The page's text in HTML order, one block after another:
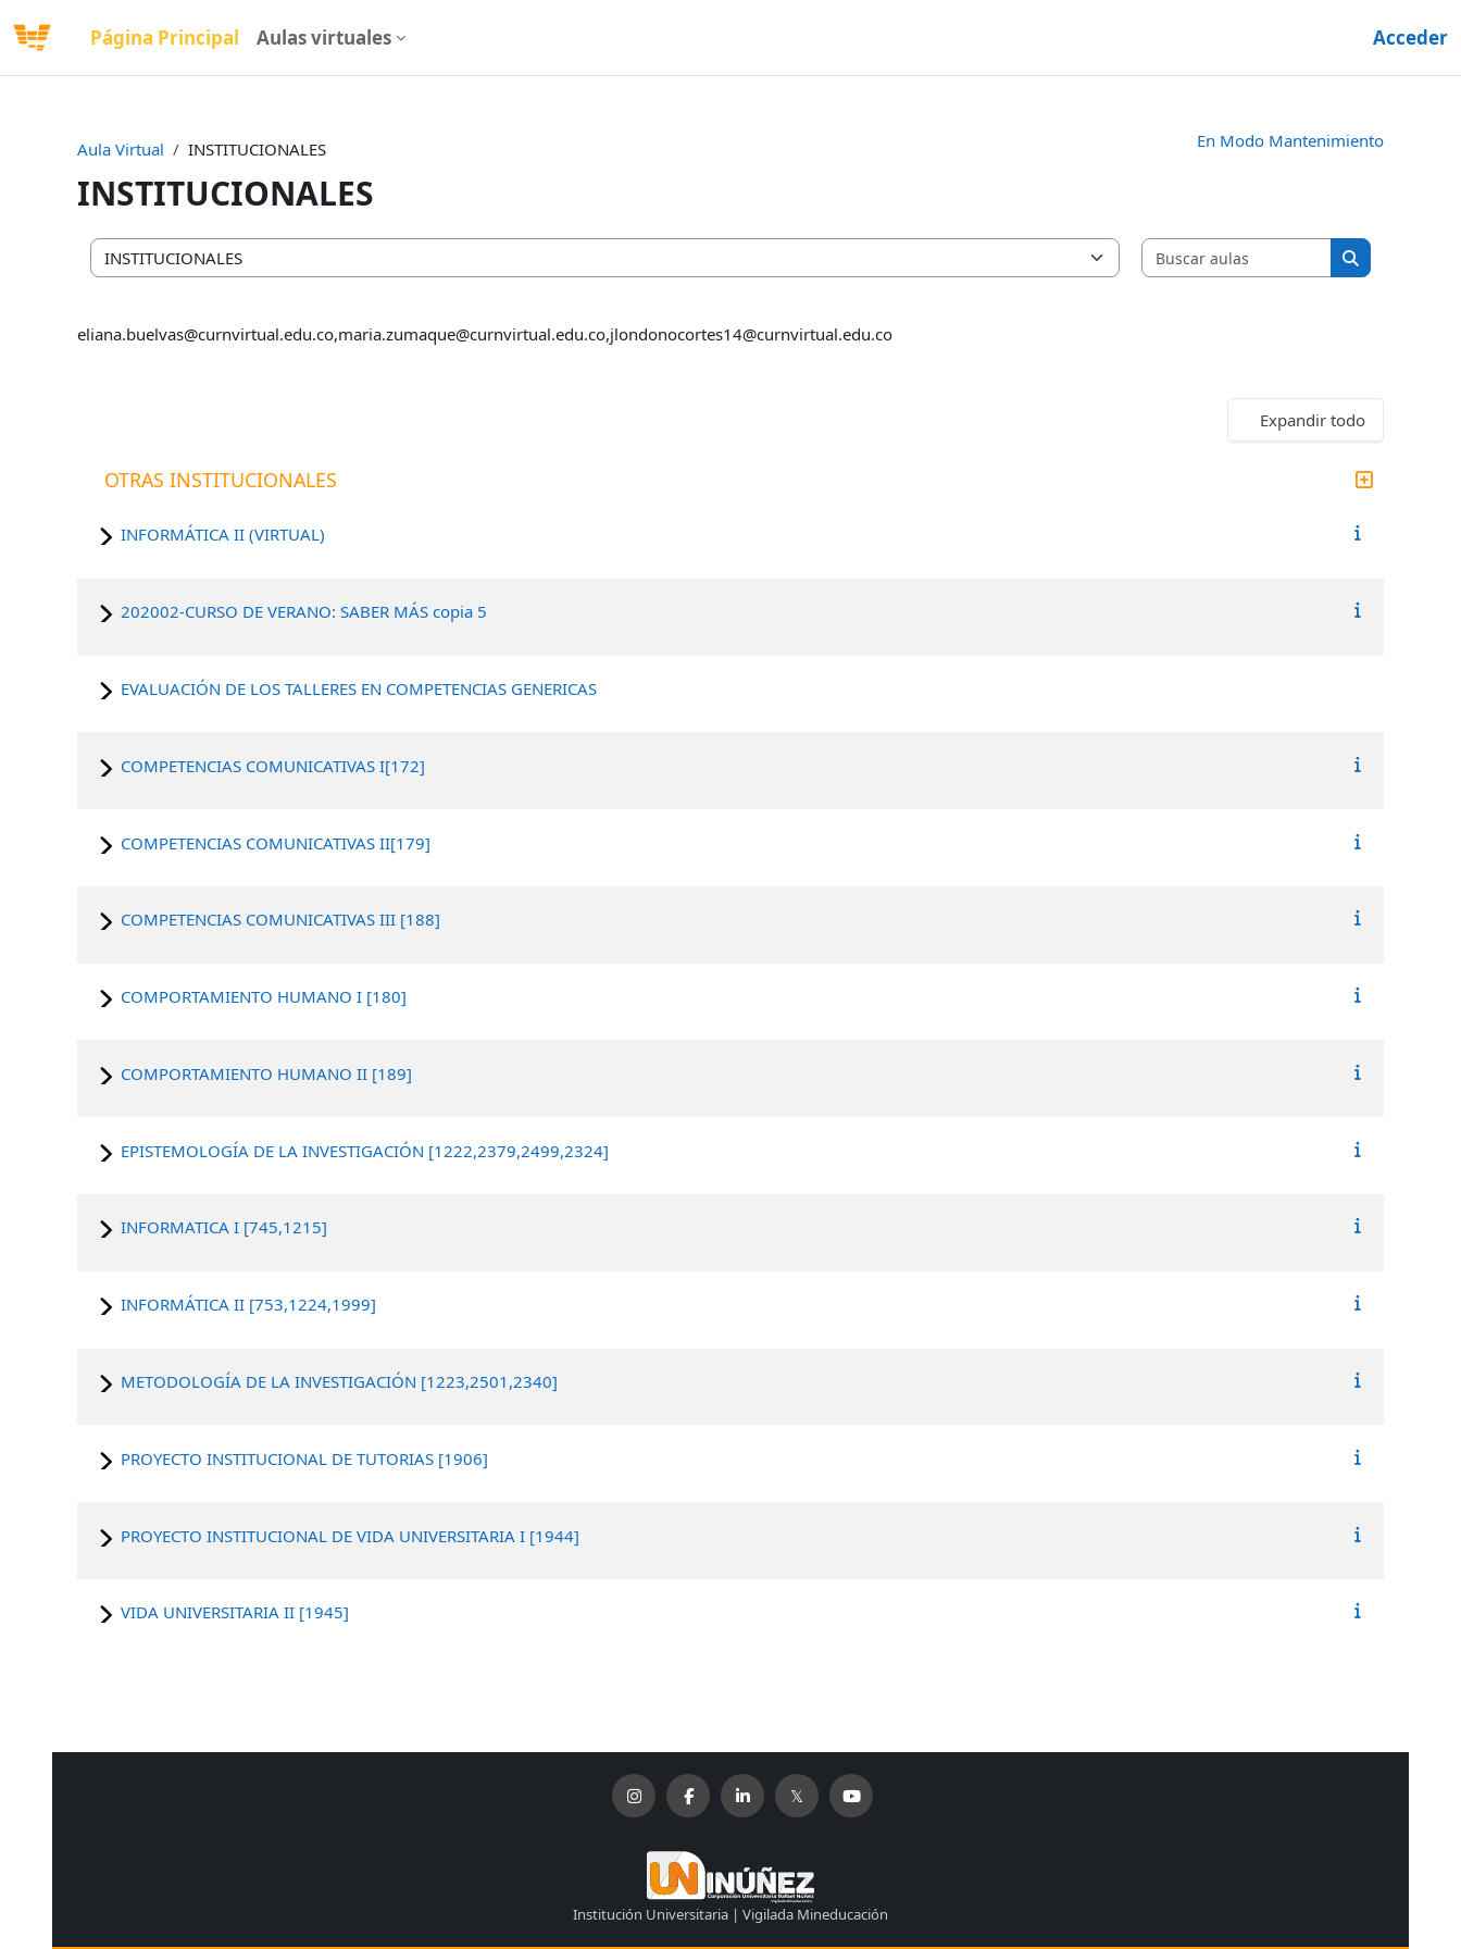
Página Principal Aulas virtuales Acceder
Aula Virtual INSTITUCIONALES En Modo Mantenimiento
INSTITUCIONALES
Categorías
Buscar aulas
Buscar aulas
eliana.buelvas@curnvirtual.edu.co,maria.zumaque@curnvirtual.edu.co,jlondonocortes14@curnvirtual.edu.co
Expandir todo
OTRAS INSTITUCIONALES
INFORMÁTICA II (VIRTUAL)
202002-CURSO DE VERANO: SABER MÁS copia 5
EVALUACIÓN DE LOS TALLERES EN COMPETENCIAS GENERICAS
COMPETENCIAS COMUNICATIVAS I[172]
COMPETENCIAS COMUNICATIVAS II[179]
COMPETENCIAS COMUNICATIVAS III [188]
COMPORTAMIENTO HUMANO I [180]
COMPORTAMIENTO HUMANO II [189]
EPISTEMOLOGÍA DE LA INVESTIGACIÓN [1222,2379,2499,2324]
INFORMATICA I [745,1215]
INFORMÁTICA II [753,1224,1999]
METODOLOGÍA DE LA INVESTIGACIÓN [1223,2501,2340]
PROYECTO INSTITUCIONAL DE TUTORIAS [1906]
PROYECTO INSTITUCIONAL DE VIDA UNIVERSITARIA I [1944]
VIDA UNIVERSITARIA II [1945]
Institución Universitaria | Vigilada Mineducación